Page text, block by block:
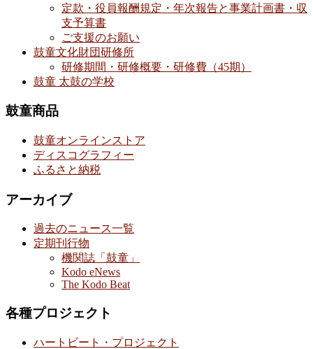
定款・役員報酬規定・年次報告と事業計画書・収
支予算書
ご支援のお願い
鼓童文化財団研修所
研修期間・研修概要・研修費（45期）
鼓童 太鼓の学校
鼓童商品
鼓童オンラインストア
ディスコグラフィー
ふるさと納税
アーカイブ
過去のニュース一覧
定期刊行物
機関誌「鼓童」
Kodo eNews
The Kodo Beat
各種プロジェクト
ハートビート・プロジェクト